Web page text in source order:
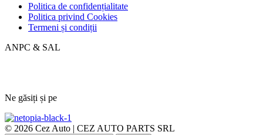
Politica de confidențialitate
Politica privind Cookies
Termeni și condiții
ANPC & SAL
Ne găsiți și pe
© 2026 Cez Auto | CEZ AUTO PARTS SRL